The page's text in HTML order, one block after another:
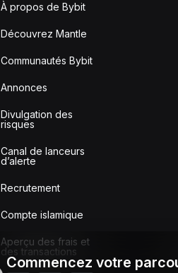
À propos de Bybit
Découvrez Mantle
Communautés Bybit
Annonces
Divulgation des
risques
Canal de lanceurs
d’alerte
Recrutement
Compte islamique
Aperçu des frais et
des transactions
Commencez votre